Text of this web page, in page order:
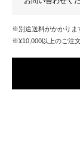
※別途送料がかかりま
※¥10,000以上のご